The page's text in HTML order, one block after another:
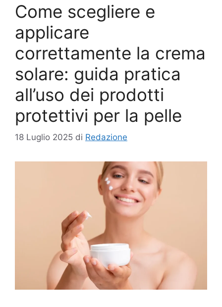
Come scegliere e
applicare
correttamente la crema
solare: guida pratica
all’uso dei prodotti
protettivi per la pelle
18 Luglio 2025 di Redazione